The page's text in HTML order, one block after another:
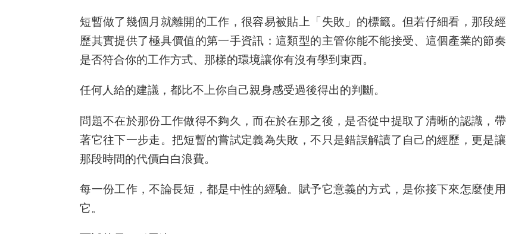
短暫做了幾個月就離開的工作，很容易被貼上「失敗」的標籤。但若仔細看，那段經
歷其實提供了極具價值的第一手資訊：這類型的主管你能不能接受、這個產業的節奏
是否符合你的工作方式、那樣的環境讓你有沒有學到東西。
任何人給的建議，都比不上你自己親身感受過後得出的判斷。
問題不在於那份工作做得不夠久，而在於在那之後，是否從中提取了清晰的認識，帶
著它往下一步走。把短暫的嘗試定義為失敗，不只是錯誤解讀了自己的經歷，更是讓
那段時間的代價白白浪費。
每一份工作，不論長短，都是中性的經驗。賦予它意義的方式，是你接下來怎麼使用
它。